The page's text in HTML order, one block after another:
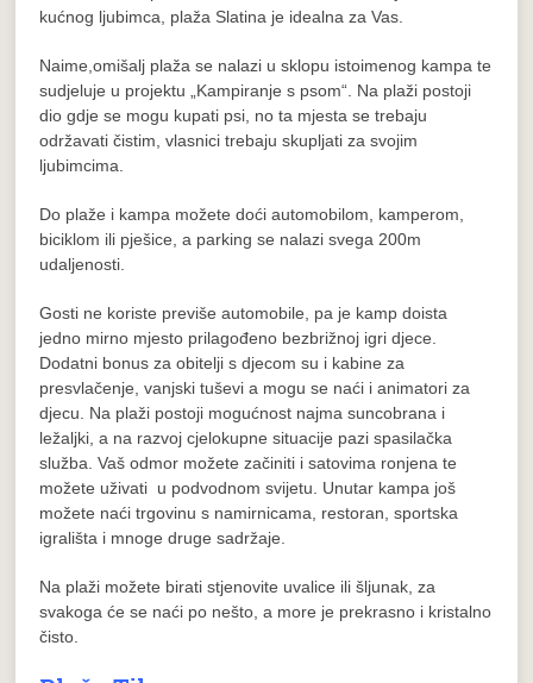
kućnog ljubimca, plaža Slatina je idealna za Vas.
Naime,omišalj plaža se nalazi u sklopu istoimenog kampa te
sudjeluje u projektu „Kampiranje s psom“. Na plaži postoji
dio gdje se mogu kupati psi, no ta mjesta se trebaju
održavati čistim, vlasnici trebaju skupljati za svojim
ljubimcima.
Do plaže i kampa možete doći automobilom, kamperom,
biciklom ili pješice, a parking se nalazi svega 200m
udaljenosti.
Gosti ne koriste previše automobile, pa je kamp doista
jedno mirno mjesto prilagođeno bezbrižnoj igri djece.
Dodatni bonus za obitelji s djecom su i kabine za
presvlačenje, vanjski tuševi a mogu se naći i animatori za
djecu. Na plaži postoji mogućnost najma suncobrana i
ležaljki, a na razvoj cjelokupne situacije pazi spasilačka
služba. Vaš odmor možete začiniti i satovima ronjena te
možete uživati u podvodnom svijetu. Unutar kampa još
možete naći trgovinu s namirnicama, restoran, sportska
igrališta i mnoge druge sadržaje.
Na plaži možete birati stjenovite uvalice ili šljunak, za
svakoga će se naći po nešto, a more je prekrasno i kristalno
čisto.